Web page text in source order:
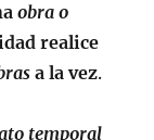
obra o
realice
a la vez.
temporal